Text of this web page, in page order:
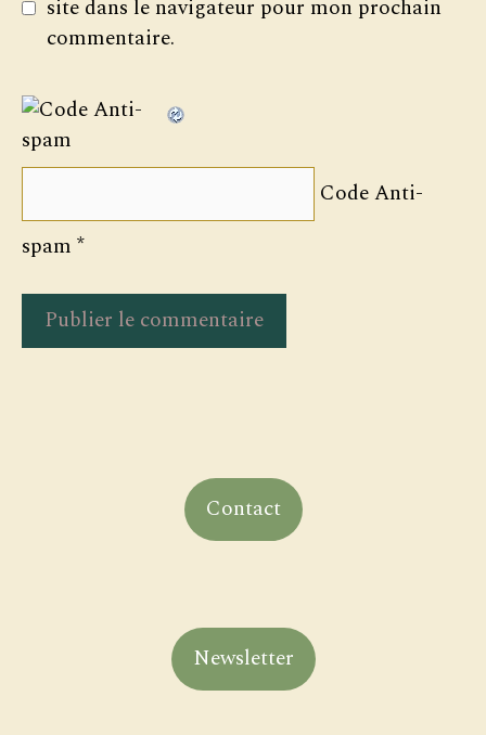
site dans le navigateur pour mon prochain
commentaire.
Code Anti-
spam *
Contact
Newsletter